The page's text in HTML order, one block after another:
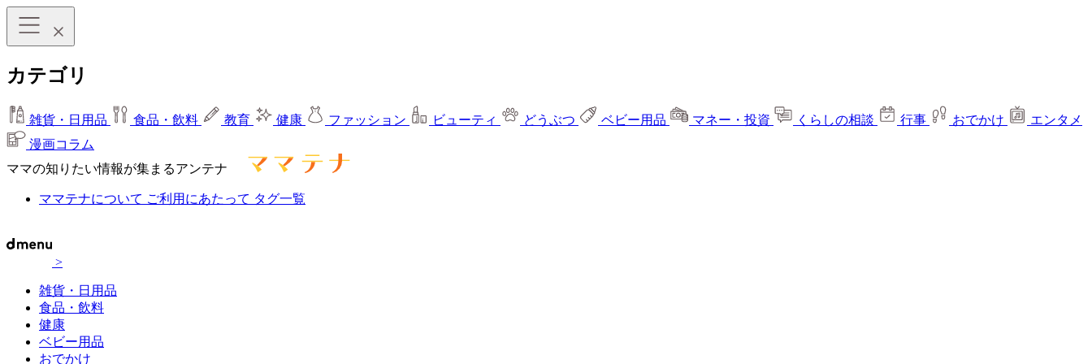
カテゴリ
雑貨・日用品 食品・飲料 教育 健康 ファッション ビューティ どうぶつ ベビー用品 マネー・投資 くらしの相談 行事 おでかけ
エンタメ
漫画コラム
ママの知りたい情報が集まるアンテナ
ママテナについて ご利用にあたって タグ一覧
>
雑貨・日用品
食品・飲料
健康
ベビー用品
おでかけ